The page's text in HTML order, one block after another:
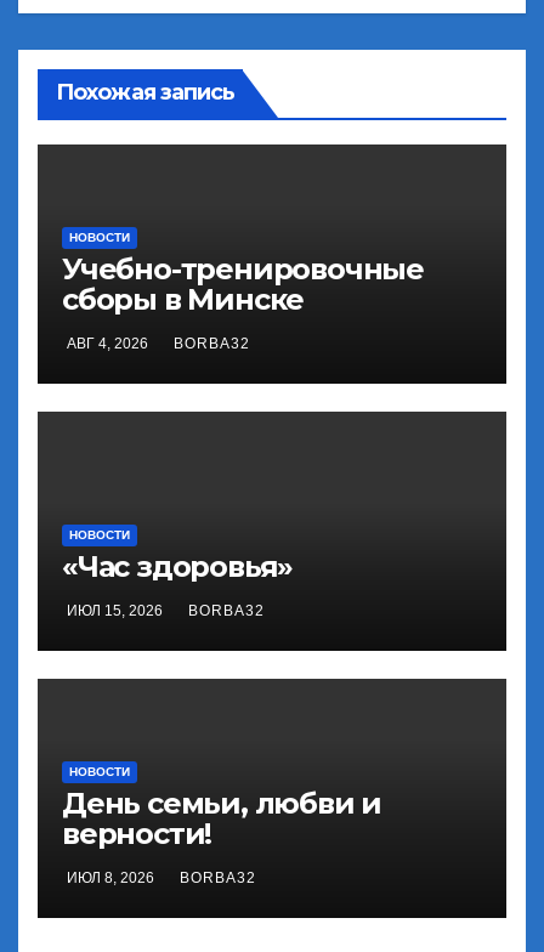
Похожая запись
НОВОСТИ
Учебно-тренировочные
сборы в Минске
АВГ 4, 2026 BORBA32
НОВОСТИ
«Час здоровья»
ИЮЛ 15, 2026 BORBA32
НОВОСТИ
День семьи, любви и
верности!
ИЮЛ 8, 2026 BORBA32